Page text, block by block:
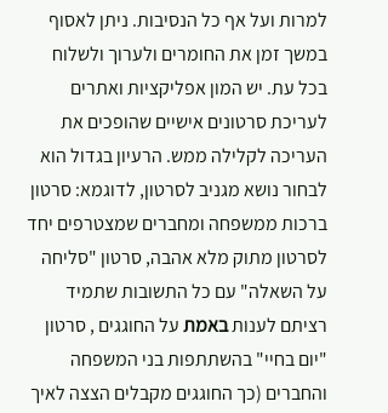
למרות ועל אף כל הנסיבות. ניתן לאסוף
במשך זמן את החומרים ולערוך ולשלוח
בכל עת. יש המון אפליקציות ואתרים
לעריכת סרטונים אישיים שהופכים את
העריכה לקלילה ממש. הרעיון בגדול הוא
לבחור נושא מגניב לסרטון, לדוגמא: סרטון
ברכות ממשפחה ומחברים שמצטרפים יחד
לסרטון מתוק מלא אהבה, סרטון "סליחה
על השאלה" עם כל התשובות שתמיד
רציתם לענות באמת על החוגגים , סרטון
"יום בחיי" בהשתתפות בני המשפחה
והחברים (כך החוגגים מקבלים הצצה לאיך